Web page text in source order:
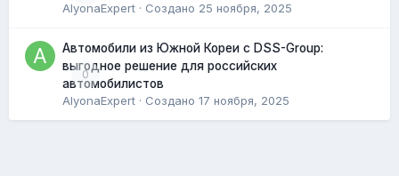
AlyonaExpert · Создано 25 ноября, 2025
0
Автомобили из Южной Кореи с DSS-Group:
выгодное решение для российских
автомобилистов
AlyonaExpert · Создано 17 ноября, 2025